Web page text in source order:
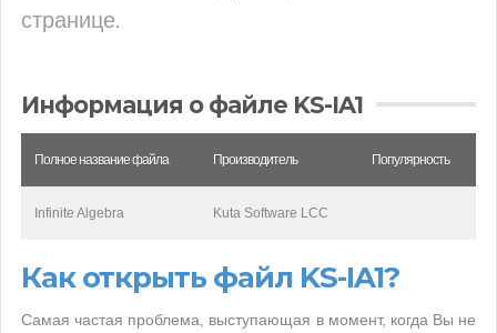
странице.
Информация о файле KS-IA1
Полное название файла Производитель Популярность
Infinite Algebra Kuta Software LCC
Как открыть файл KS-IA1?
Самая частая проблема, выступающая в момент, когда Вы не